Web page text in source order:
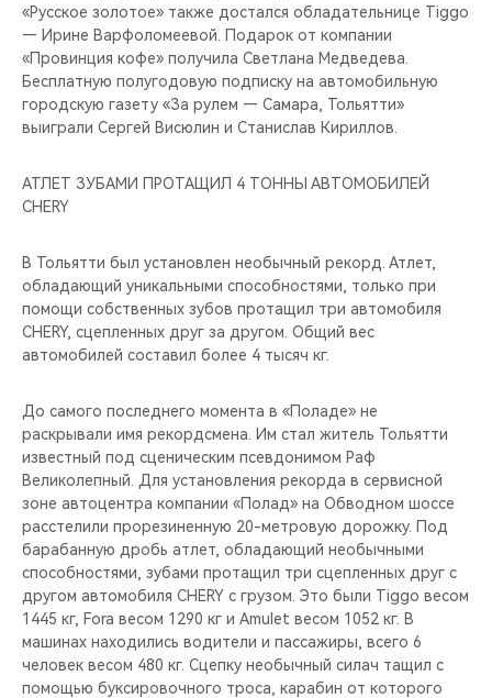
«Русское золотое» также достался обладательнице Tiggo
— Ирине Варфоломеевой. Подарок от компании
«Провинция кофе» получила Светлана Медведева.
Бесплатную полугодовую подписку на автомобильную
городскую газету «За рулем — Самара, Тольятти»
выиграли Сергей Висюлин и Станислав Кириллов.
АТЛЕТ ЗУБАМИ ПРОТАЩИЛ 4 ТОННЫ АВТОМОБИЛЕЙ
CHERY
В Тольятти был установлен необычный рекорд. Атлет,
обладающий уникальными способностями, только при
помощи собственных зубов протащил три автомобиля
CHERY, сцепленных друг за другом. Общий вес
автомобилей составил более 4 тысяч кг.
До самого последнего момента в «Поладе» не
раскрывали имя рекордсмена. Им стал житель Тольятти
известный под сценическим псевдонимом Раф
Великолепный. Для установления рекорда в сервисной
зоне автоцентра компании «Полад» на Обводном шоссе
расстелили прорезиненную 20-метровую дорожку. Под
барабанную дробь атлет, обладающий необычными
способностями, зубами протащил три сцепленных друг с
другом автомобиля CHERY с грузом. Это были Tiggo весом
1445 кг, Fora весом 1290 кг и Amulet весом 1052 кг. В
машинах находились водители и пассажиры, всего 6
человек весом 480 кг. Сцепку необычный силач тащил с
помощью буксировочного троса, карабин от которого